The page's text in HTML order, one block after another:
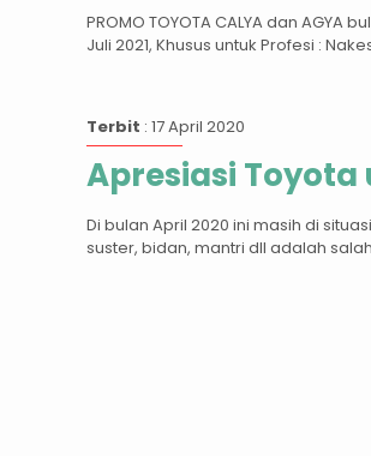
PROMO TOYOTA CALYA dan
Juli 2021, Khusus untuk Profesi :
Terbit : 17 April 2020
Apresiasi Toyota
Di bulan April 2020 ini masih di
suster, bidan, mantri dll adalah